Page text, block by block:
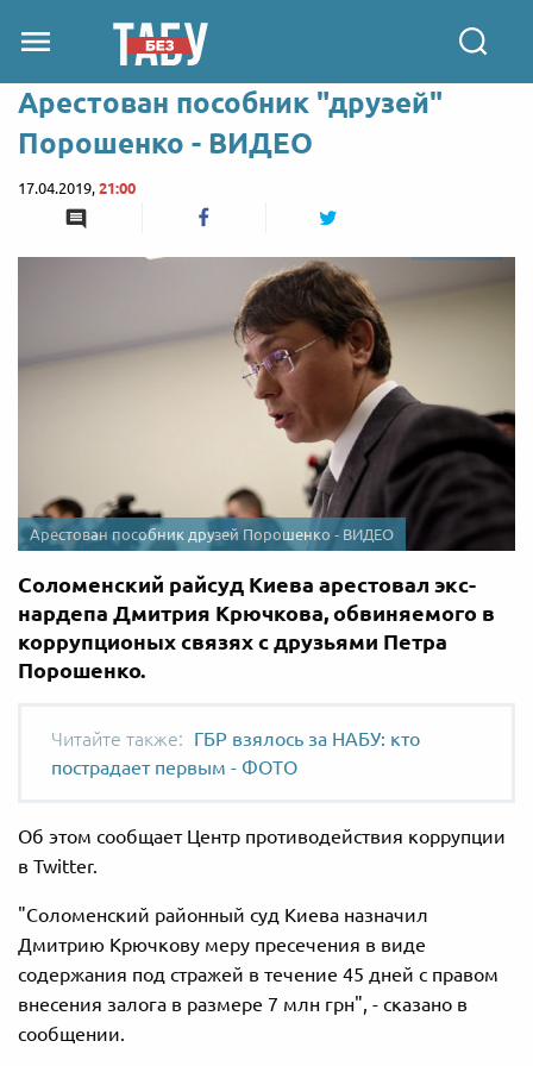
Арестован пособник "друзей"
Порошенко - ВИДЕО
17.04.2019, 21:00
Арестован пособник друзей Порошенко - ВИДЕО
Соломенский райсуд Киева арестовал экс-
нардепа Дмитрия Крючкова, обвиняемого в
коррупционых связях с друзьями Петра
Порошенко.
ГБР взялось за НАБУ: кто
пострадает первым - ФОТО
Об этом сообщает Центр противодействия коррупции
в Twitter.
"Соломенский районный суд Киева назначил
Дмитрию Крючкову меру пресечения в виде
содержания под стражей в течение 45 дней с правом
внесения залога в размере 7 млн грн", - сказано в
сообщении.